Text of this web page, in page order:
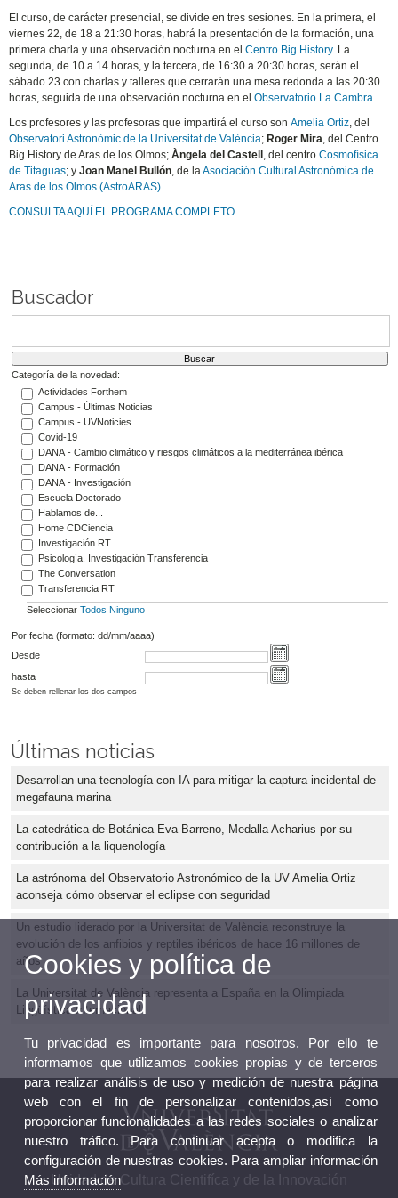
El curso, de carácter presencial, se divide en tres sesiones. En la primera, el
viernes 22, de 18 a 21:30 horas, habrá la presentación de la formación, una
primera charla y una observación nocturna en elCentro Big History. La
segunda, de 10 a 14 horas, y la tercera, de 16:30 a 20:30 horas, serán el
sábado 23 con charlas y talleres que cerrarán una mesa redonda a las 20:30
horas, seguida de una observación nocturna en elObservatorio La Cambra.
Los profesores y las profesoras que impartirá el curso sonAmelia Ortiz, del
Observatori Astronòmic de la Universitat de València;Roger Mira, del Centro
Big History de Aras de los Olmos;Àngela del Castell, del centroCosmofísica
de Titaguas; yJoan Manel Bullón, de laAsociación Cultural Astronómica de
Aras de los Olmos (AstroARAS).
CONSULTA AQUÍ EL PROGRAMA COMPLETO
Buscador
Categoría de la novedad:
Actividades Forthem
Campus - Últimas Noticias
Campus - UVNoticies
Covid-19
DANA - Cambio climático y riesgos climáticos a la mediterránea ibérica
DANA - Formación
DANA - Investigación
Escuela Doctorado
Hablamos de...
Home CDCiencia
Investigación RT
Psicología. Investigación Transferencia
The Conversation
Transferencia RT
Seleccionar Todos Ninguno
Por fecha (formato: dd/mm/aaaa)
Desde
hasta
Se deben rellenar los dos campos
Últimas noticias
Desarrollan una tecnología con IA para mitigar la captura incidental de
megafauna marina
La catedrática de Botánica Eva Barreno, Medalla Acharius por su
contribución a la liquenología
La astrónoma del Observatorio Astronómico de la UV Amelia Ortiz
aconseja cómo observar el eclipse con seguridad
Un estudio liderado por la Universitat de València reconstruye la
evolución de los anfibios y reptiles ibéricos de hace 16 millones de
años
La Universitat de València representa a España en la Olimpiada
Lingüística Internacional
Unidad de Cultura Cientifíca y de la Innovación
Cookies y política de
privacidad
Tu privacidad es importante para nosotros. Por ello te
informamos que utilizamos cookies propias y de terceros
para realizar análisis de uso y medición de nuestra página
web con el fin de personalizar contenidos,así como
proporcionar funcionalidades a las redes sociales o analizar
nuestro tráfico. Para continuar acepta o modifica la
configuración de nuestras cookies. Para ampliar información
Más información